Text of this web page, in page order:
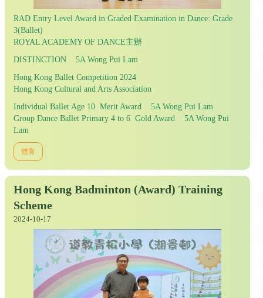
RAD Entry Level Award in Graded Examination in Dance: Grade
3(Ballet)
ROYAL ACADEMY OF DANCE主辦
DISTINCTION 5A Wong Pui Lam
Hong Kong Ballet Competition 2024
Hong Kong Cultural and Arts Association
Individual Ballet Age 10 Merit Award 5A Wong Pui Lam
Group Dance Ballet Primary 4 to 6 Gold Award 5A Wong Pui
Lam
體育
Hong Kong Badminton (Award) Training
Scheme
2024-10-17